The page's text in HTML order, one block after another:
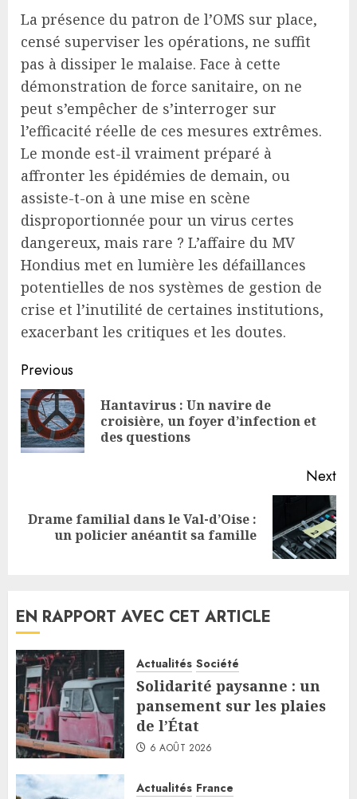
La présence du patron de l’OMS sur place,
censé superviser les opérations, ne suffit
pas à dissiper le malaise. Face à cette
démonstration de force sanitaire, on ne
peut s’empêcher de s’interroger sur
l’efficacité réelle de ces mesures extrêmes.
Le monde est-il vraiment préparé à
affronter les épidémies de demain, ou
assiste-t-on à une mise en scène
disproportionnée pour un virus certes
dangereux, mais rare ? L’affaire du MV
Hondius met en lumière les défaillances
potentielles de nos systèmes de gestion de
crise et l’inutilité de certaines institutions,
exacerbant les critiques et les doutes.
Continue
Reading
Previous
Hantavirus : Un navire de
croisière, un foyer d’infection et
des questions
Next
Next
Drame familial dans le Val-d’Oise :
un policier anéantit sa famille
EN RAPPORT AVEC CET ARTICLE
Actualités Société
Solidarité paysanne : un
pansement sur les plaies
de l’État
6 AOÛT 2026
Actualités France